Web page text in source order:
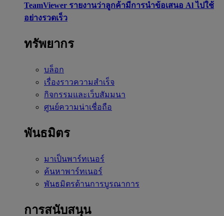
TeamViewer รายงานว่าลูกค้ามีการนำข้อเสนอ Al ไปใช้
อย่างรวดเร็ว
ทรัพยากร
บล็อก
เรื่องราวความสำเร็จ
กิจกรรมและเว็บสัมมนา
ศูนย์ความน่าเชื่อถือ
พันธมิตร
มาเป็นพาร์ทเนอร์
ค้นหาพาร์ทเนอร์
พันธมิตรด้านการบูรณาการ
การสนับสนุน